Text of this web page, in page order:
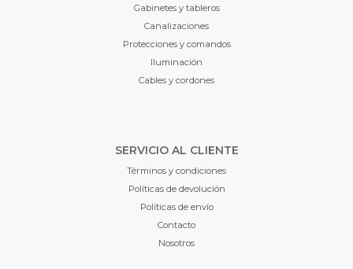
Gabinetes y tableros
Canalizaciones
Protecciones y comandos
Iluminación
Cables y cordones
SERVICIO AL CLIENTE
Términos y condiciones
Políticas de devolución
Políticas de envío
Contacto
Nosotros